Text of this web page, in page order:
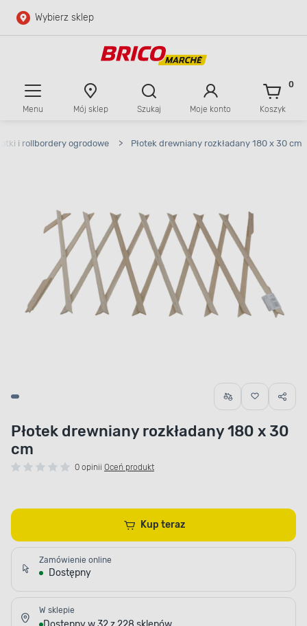
Przejdź do głównej zawartości
Wybierz sklep
Menu Mój sklep Szukaj Moje konto Koszyk
0
i rollbordery ogrodowe > Płotek drewniany rozkładany 180 x 30 cm
Płotek drewniany rozkładany 180 x 30
cm
0 opinii Oceń produkt
Kup teraz
Zamówienie online
Dostępny
W sklepie